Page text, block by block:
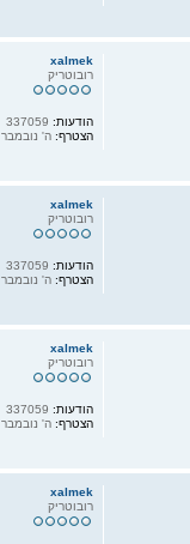
xalmek
רובוטריק
הודעות:337059
הצטרף:ה' נובמבר 16, 2023 10:48 am
xalmek
רובוטריק
הודעות:
הצטרף: ה' נובמבר 16, 2023 10:48 am
xalmek
רובוטריק
הודעות:337059
הצטרף:ה' נובמבר 16, 2023 10:48 am
xalmek
רובוטריק